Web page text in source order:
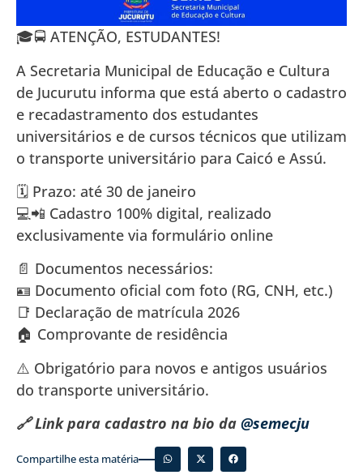
🎓🚍 ATENÇÃO, ESTUDANTES!
A Secretaria Municipal de Educação e Cultura
de Jucurutu informa que está aberto o cadastro
e recadastramento dos estudantes
universitários e de cursos técnicos que utilizam
o transporte universitário para Caicó e Assú.
🗓️ Prazo: até 30 de janeiro
💻📲 Cadastro 100% digital, realizado
exclusivamente via formulário online
📄 Documentos necessários:
🪪 Documento oficial com foto (RG, CNH, etc.)
📑 Declaração de matrícula 2026
🏠 Comprovante de residência
⚠️ Obrigatório para novos e antigos usuários
do transporte universitário.
🔗 Link para cadastro na bio da @semecju
Compartilhe esta matéria